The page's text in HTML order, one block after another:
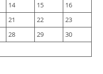
14 15
16
21 22
23
28 29
30